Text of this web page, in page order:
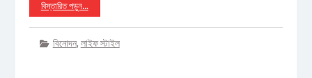
বিস্তারিত পড়ুন…
বিনোদন, লাইফ স্টাইল